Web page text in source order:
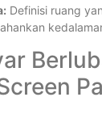
Definisi ruang